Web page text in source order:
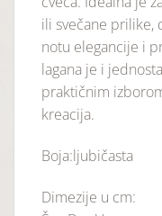
ili svečane prilike,
notu elegancije i
lagana je i
praktičnim
kreacija.
Boja:ljubičasta
Dimezije u cm: